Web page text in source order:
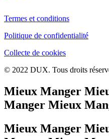
Termes et conditions
Politique de confidentialité
Collecte de cookies
© 2022 DUX. Tous droits
Mieux Manger
Manger Mieux
Mieux Manger